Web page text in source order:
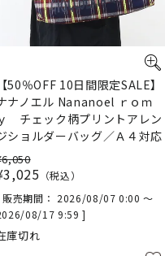
【50％OFF 10日間限定SALE】
ナノエル Nananoel ｒｏｍ
チェック柄プリントアレン
ショルダーバッグ／Ａ４対応
6,050
3,025
税込
販売期間
2026/08/07 0:00〜
08/17 9:59
庫切れ